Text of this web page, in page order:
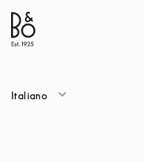
Italiano